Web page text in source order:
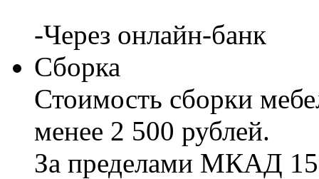
-Через онлайн-банк
Сборка
Стоимость сборки
менее 2 500 рублей.
За пределами МКАД